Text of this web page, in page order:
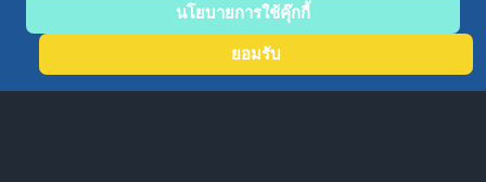
นโยบายการใช้คุ๊กกี้
ยอมรับ